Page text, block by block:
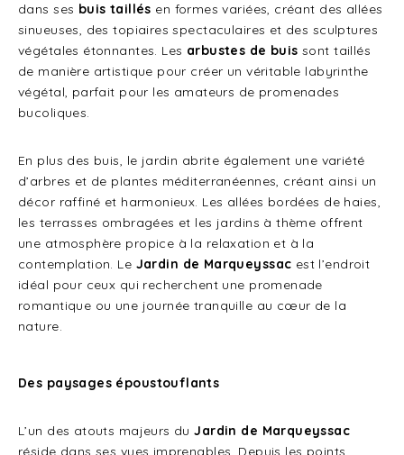
dans ses buis taillés en formes variées, créant des allées
sinueuses, des topiaires spectaculaires et des sculptures
végétales étonnantes. Les arbustes de buis sont taillés
de manière artistique pour créer un véritable labyrinthe
végétal, parfait pour les amateurs de promenades
bucoliques.
En plus des buis, le jardin abrite également une variété
d’arbres et de plantes méditerranéennes, créant ainsi un
décor raffiné et harmonieux. Les allées bordées de haies,
les terrasses ombragées et les jardins à thème offrent
une atmosphère propice à la relaxation et à la
contemplation. Le Jardin de Marqueyssac est l’endroit
idéal pour ceux qui recherchent une promenade
romantique ou une journée tranquille au cœur de la
nature.
Des paysages époustouflants
L’un des atouts majeurs duJardin de Marqueyssac
réside dans ses vues imprenables. Depuis les points